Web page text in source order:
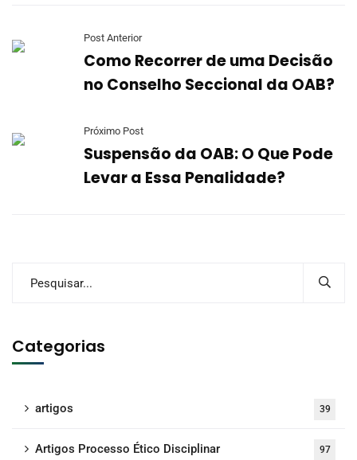
Post Anterior
Como Recorrer de uma Decisão
no Conselho Seccional da OAB?
Próximo Post
Suspensão da OAB: O Que Pode
Levar a Essa Penalidade?
Categorias
artigos 39
Artigos Processo Ético Disciplinar 97